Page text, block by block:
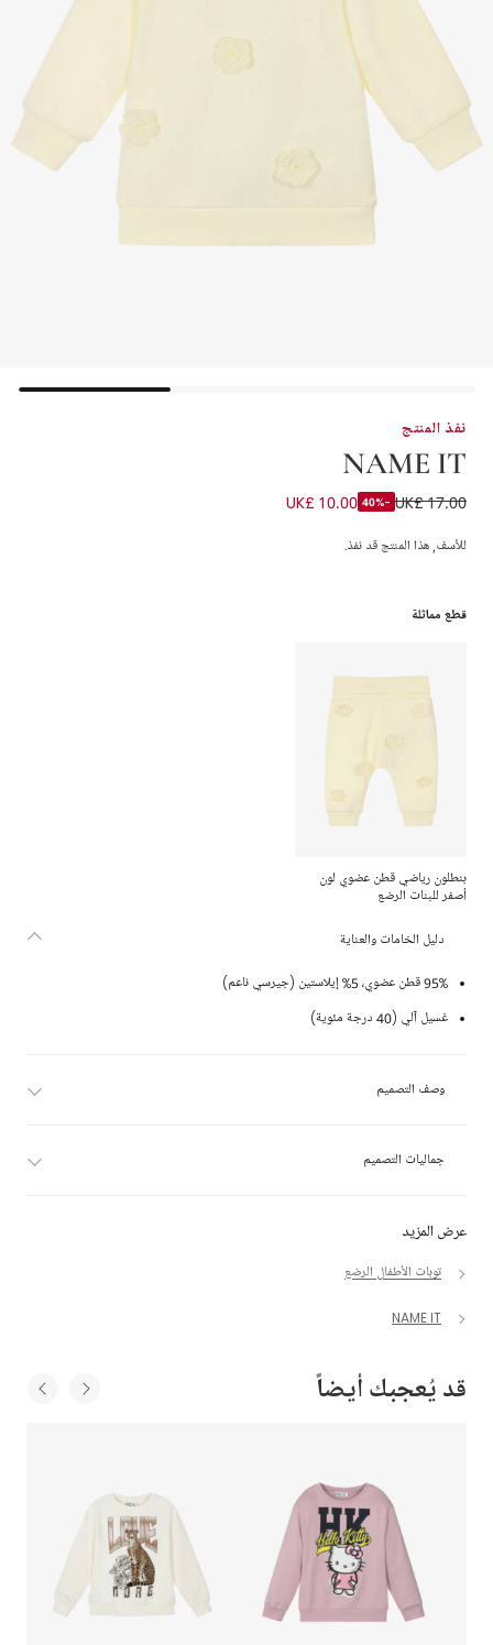
نفذ المنتج
NAME IT
سويتشيرت قطن عضوي لون أصفر للبنات الرضع
UK£ 17.00
-40%
UK£ 10.00
للأسف, هذا المنتج قد نفذ.
قطع مماثلة
بنطلون رياضي قطن عضوي لون
أصفر للبنات الرضع
عرض المزيد
توبات الأطفال الرضع
NAME IT
دليل الخامات والعناية
95% قطن عضوي، 5% إيلاستين (جيرسي ناعم)
غسيل آلي (40 درجة مئوية)
وصف التصميم
جماليات التصميم
قد يُعجبك أيضاً